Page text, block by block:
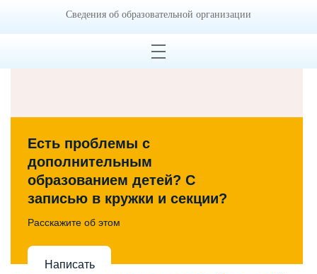
Есть проблемы с
дополнительным
образованием детей? С
записью в кружки и секции?
Расскажите об этом
Написать
Сведения об образовательной организации